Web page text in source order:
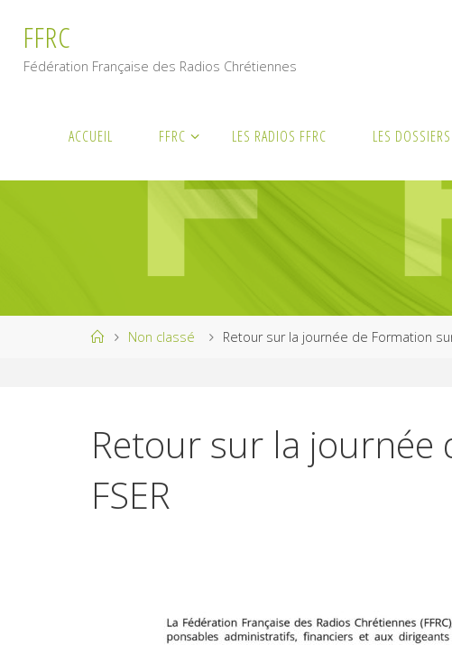
content
FFRC
Fédération Française des Radios Chrétiennes
ACCUEIL FFRC LES RADIOS FFRC LES DOSSIERS
HomeNon classé Retour sur la journée de Formation
Retour sur la journée
FSER